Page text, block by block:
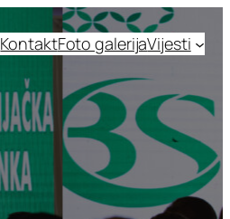
KontaktFoto galerijaVijesti